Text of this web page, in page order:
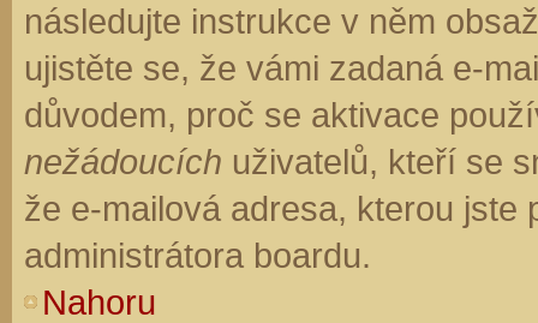
následujte instrukce v něm
ujistěte se, že vámi zadaná e-
důvodem, proč se aktivace
nežádoucích uživatelů, kteří se
že e-mailová adresa, kterou jste
administrátora boardu.
Nahoru